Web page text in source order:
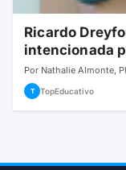
Ricardo
intencionada
Por Nathalie Almonte,
T TopEducativo